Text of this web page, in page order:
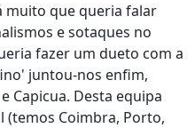
muito que queria falar
e sotaques no
fazer um dueto com a
juntou-nos enfim,
Capicua. Desta equipa
Coimbra, Porto,